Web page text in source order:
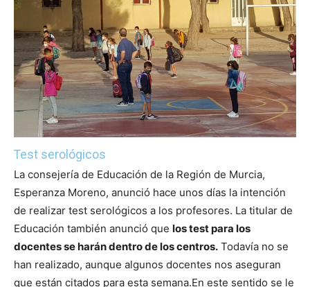
Test serológicos
La consejería de Educación de la Región de Murcia,
Esperanza Moreno, anunció hace unos días la intención
de realizar test serológicos a los profesores. La titular de
Educación también anunció que los test para los
docentes se harán dentro de los centros. Todavía no se
han realizado, aunque algunos docentes nos aseguran
que están citados para esta semana.En este sentido se le